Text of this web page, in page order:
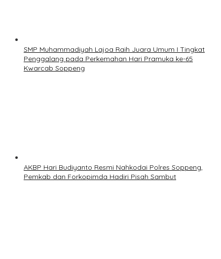
SMP Muhammadiyah Lajoa Raih Juara Umum I Tingkat
Penggalang pada Perkemahan Hari Pramuka ke-65
Kwarcab Soppeng
AKBP Hari Budiyanto Resmi Nahkodai Polres Soppeng,
Pemkab dan Forkopimda Hadiri Pisah Sambut